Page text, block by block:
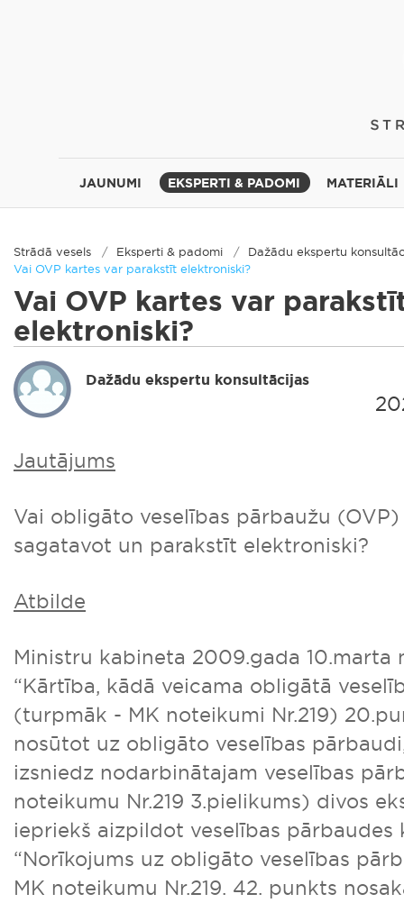
JAUNUMI EKSPERTI & PADOMI MATERIĀLI
Strādā vesels Eksperti & padomi
Dažādu ekspertu
Vai OVP kartes var parakstīt elektroniski?
Vai OVP kartes var
elektroniski?
Dažādu ekspertu konsultācijas
Jautājums
Vai obligāto veselības pārbaužu
sagatavot un parakstīt elektroniski?
Atbilde
Ministru kabineta 2009.gada 10.marta
“Kārtība, kādā veicama obligātā
(turpmāk - MK noteikumi Nr.219)
nosūtot uz obligāto veselības
izsniedz nodarbinātajam veselības
noteikumu Nr.219 3.pielikums) divos
iepriekš aizpildot veselības pārbaudes
“Norīkojums uz obligāto veselības
MK noteikumu Nr.219. 42. punkts